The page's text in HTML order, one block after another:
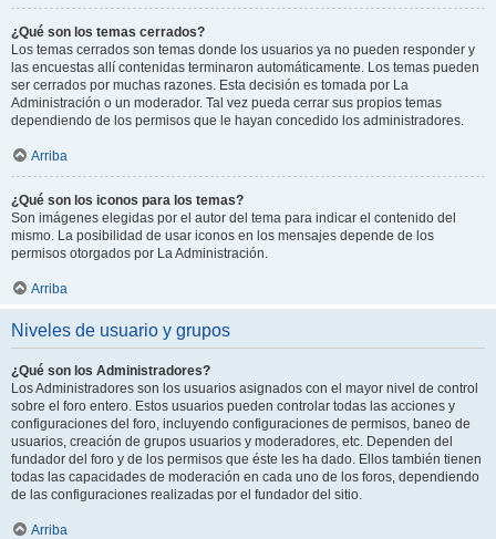
¿Qué son los temas cerrados?
Los temas cerrados son temas donde los usuarios ya no pueden responder y
las encuestas allí contenidas terminaron automáticamente. Los temas pueden
ser cerrados por muchas razones. Esta decisión es tomada por La
Administración o un moderador. Tal vez pueda cerrar sus propios temas
dependiendo de los permisos que le hayan concedido los administradores.
Arriba
¿Qué son los iconos para los temas?
Son imágenes elegidas por el autor del tema para indicar el contenido del
mismo. La posibilidad de usar iconos en los mensajes depende de los
permisos otorgados por La Administración.
Arriba
Niveles de usuario y grupos
¿Qué son los Administradores?
Los Administradores son los usuarios asignados con el mayor nivel de control
sobre el foro entero. Estos usuarios pueden controlar todas las acciones y
configuraciones del foro, incluyendo configuraciones de permisos, baneo de
usuarios, creación de grupos usuarios y moderadores, etc. Dependen del
fundador del foro y de los permisos que éste les ha dado. Ellos también tienen
todas las capacidades de moderación en cada uno de los foros, dependiendo
de las configuraciones realizadas por el fundador del sitio.
Arriba